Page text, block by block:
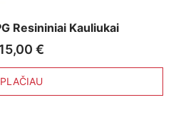
Resininiai Kauliukai
15,00 €
PLAČIAU